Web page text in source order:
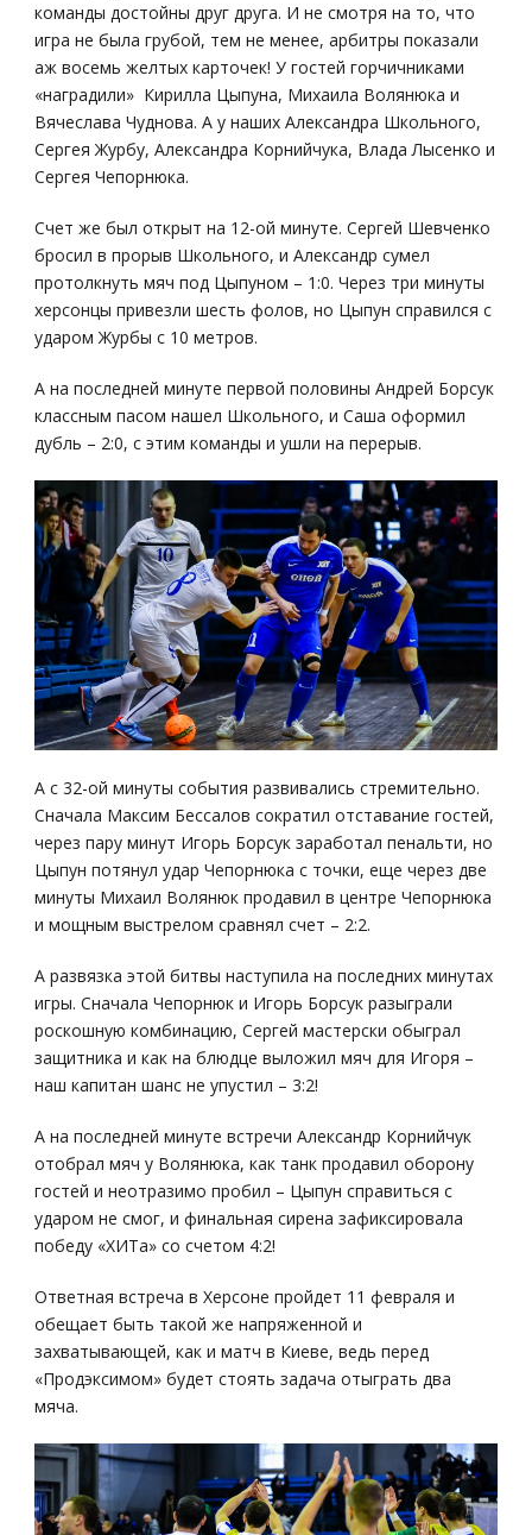
команды достойны друг друга. И не смотря на то, что
игра не была грубой, тем не менее, арбитры показали
аж восемь желтых карточек! У гостей горчичниками
«наградили» Кирилла Цыпуна, Михаила Волянюка и
Вячеслава Чуднова. А у наших Александра Школьного,
Сергея Журбу, Александра Корнийчука, Влада Лысенко и
Сергея Чепорнюка.
Счет же был открыт на 12-ой минуте. Сергей Шевченко
бросил в прорыв Школьного, и Александр сумел
протолкнуть мяч под Цыпуном – 1:0. Через три минуты
херсонцы привезли шесть фолов, но Цыпун справился с
ударом Журбы с 10 метров.
А на последней минуте первой половины Андрей Борсук
классным пасом нашел Школьного, и Саша оформил
дубль – 2:0, с этим команды и ушли на перерыв.
А с 32-ой минуты события развивались стремительно.
Сначала Максим Бессалов сократил отставание гостей,
через пару минут Игорь Борсук заработал пенальти, но
Цыпун потянул удар Чепорнюка с точки, еще через две
минуты Михаил Волянюк продавил в центре Чепорнюка
и мощным выстрелом сравнял счет – 2:2.
А развязка этой битвы наступила на последних минутах
игры. Сначала Чепорнюк и Игорь Борсук разыграли
роскошную комбинацию, Сергей мастерски обыграл
защитника и как на блюдце выложил мяч для Игоря –
наш капитан шанс не упустил – 3:2!
А на последней минуте встречи Александр Корнийчук
отобрал мяч у Волянюка, как танк продавил оборону
гостей и неотразимо пробил – Цыпун справиться с
ударом не смог, и финальная сирена зафиксировала
победу «ХИТа» со счетом 4:2!
Ответная встреча в Херсоне пройдет 11 февраля и
обещает быть такой же напряженной и
захватывающей, как и матч в Киеве, ведь перед
«Продэксимом» будет стоять задача отыграть два
мяча.